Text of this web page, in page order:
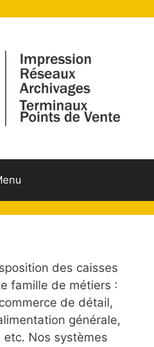
des caisses
famille de métiers :
de détail,
générale,
Nos systèmes